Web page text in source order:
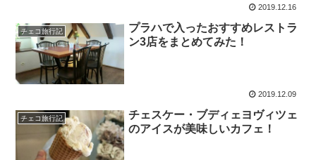
2019.12.16
チェコ旅行記
プラハで入ったおすすめレストラ
ン3店をまとめてみた！
2019.12.09
チェコ旅行記
チェスケー・ブディェヨヴィツェ
のアイスが美味しいカフェ！